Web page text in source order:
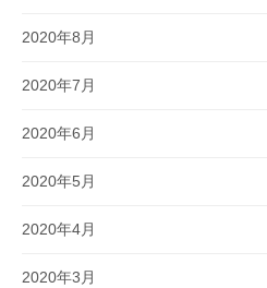
2020年8月
2020年7月
2020年6月
2020年5月
2020年4月
2020年3月